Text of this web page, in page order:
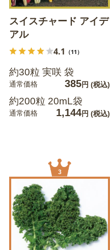
スイスチャード アイデ
アル
4.1 （11）
約30粒 実咲 袋
通常価格 385円 (税込)
約200粒 20mL袋
通常価格 1,144円 (税込)
3